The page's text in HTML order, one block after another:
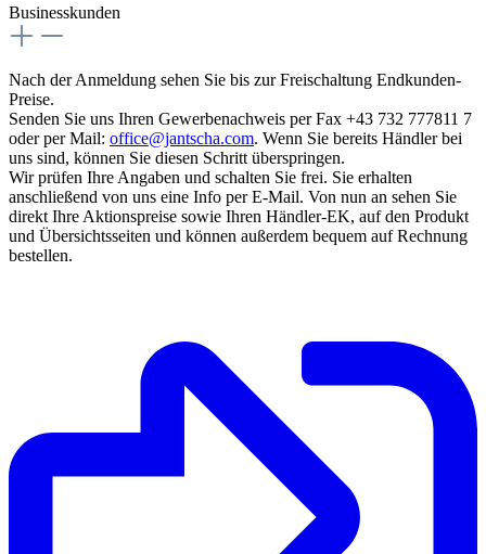
Businesskunden
Nach der Anmeldung sehen Sie bis zur Freischaltung Endkunden-
Preise.
Senden Sie uns Ihren Gewerbenachweis per Fax +43 732 777811 7
oder per Mail: office@jantscha.com. Wenn Sie bereits Händler bei
uns sind, können Sie diesen Schritt überspringen.
Wir prüfen Ihre Angaben und schalten Sie frei. Sie erhalten
anschließend von uns eine Info per E-Mail. Von nun an sehen Sie
direkt Ihre Aktionspreise sowie Ihren Händler-EK, auf den Produkt
und Übersichtsseiten und können außerdem bequem auf Rechnung
bestellen.